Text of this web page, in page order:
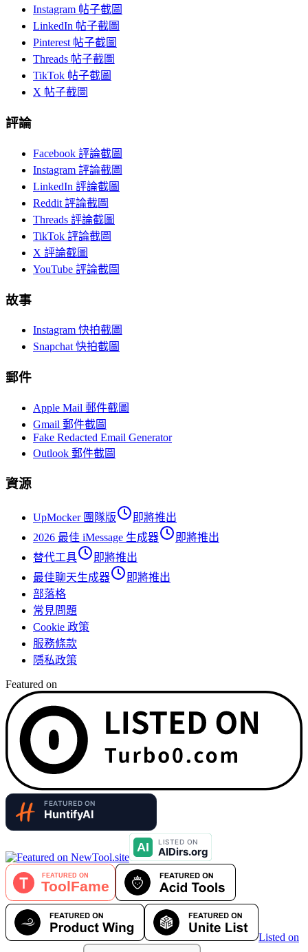
Instagram 帖子截圖
LinkedIn 帖子截圖
Pinterest 帖子截圖
Threads 帖子截圖
TikTok 帖子截圖
X 帖子截圖
評論
Facebook 評論截圖
Instagram 評論截圖
LinkedIn 評論截圖
Reddit 評論截圖
Threads 評論截圖
TikTok 評論截圖
X 評論截圖
YouTube 評論截圖
故事
Instagram 快拍截圖
Snapchat 快拍截圖
郵件
Apple Mail 郵件截圖
Gmail 郵件截圖
Fake Redacted Email Generator
Outlook 郵件截圖
資源
UpMocker 團隊版
即將推出
2026 最佳 iMessage 生成器
即將推出
替代工具
即將推出
最佳聊天生成器
即將推出
部落格
常見問題
Cookie 政策
服務條款
隱私政策
Featured on
Listed on